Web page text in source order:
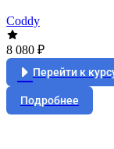
Coddy
8 080 ₽
Перейти к
Подробнее